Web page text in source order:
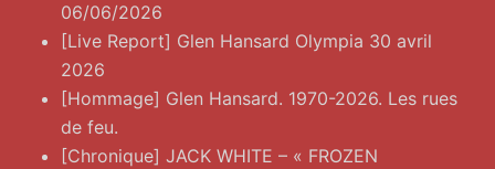
06/06/2026
[Live Report] Glen Hansard Olympia 30 avril
2026
[Hommage] Glen Hansard. 1970-2026. Les rues
de feu.
[Chronique] JACK WHITE – « FROZEN